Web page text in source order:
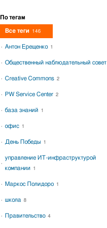
По тегам
Все теги 146
Антон Ерещенко 1
Общественный наблюдательный совет
Creative Commons 2
PW Service Center 2
база знаний 1
офис 1
День Победы 1
управление ИТ-инфраструктурой
компании
1
Маркос Полидоро 1
школа 8
Правительство 4